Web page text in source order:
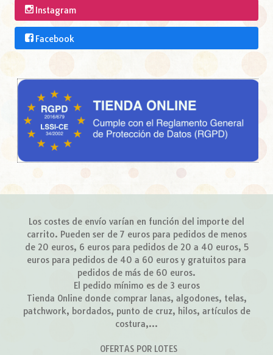
Instagram
Facebook
Los costes de envío varían en función del importe del
carrito. Pueden ser de 7 euros para pedidos de menos
de 20 euros, 6 euros para pedidos de 20 a 40 euros, 5
euros para pedidos de 40 a 60 euros y gratuitos para
pedidos de más de 60 euros.
El pedido mínimo es de 3 euros
Tienda Online donde comprar lanas, algodones, telas,
patchwork, bordados, punto de cruz, hilos, artículos de
costura,...
OFERTAS POR LOTES